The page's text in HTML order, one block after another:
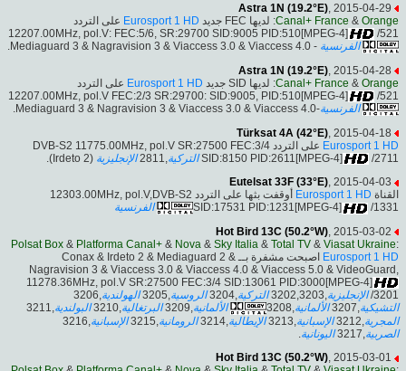
Astra 1N (19.2°E) , 2015-04-29
Canal+ France & Orange : لديها FEC جديد Eurosport 1 HD على التردد
12207.00MHz, pol.V: FEC:5/6, SR:29700 SID:9005 PID:510[MPEG-4]
/521
الفرنسية - Mediaguard 3 & Nagravision 3 & Viaccess 3.0 & Viaccess 4.0.
Astra 1N (19.2°E), 2015-04-28
Canal+ France & Orange : لديها SID جديد Eurosport 1 HD على التردد
12207.00MHz, pol.V FEC:2/3 SR:29700: SID:9005, PID:510[MPEG-4]
/521
الفرنسية-Mediaguard 3 & Nagravision 3 & Viaccess 3.0 & Viaccess 4.0.
Türksat 4A (42°E), 2015-04-18
Eurosport 1 HD
على التردد DVB-S2 11775.00MHz, pol.V SR:27500 FEC:3/4
SID:8150 PID:2611[MPEG-4]
/2711 التركية,2811 الإنجليزية (Irdeto 2).
Eutelsat 33F (33°E), 2015-04-03
القناة Eurosport 1 HD
أوقفت بثها على التردد 12303.00MHz, pol.V,DVB-S2
SID:17531 PID:1231[MPEG-4]
/1331
الفرنسية
Hot Bird 13C (50.2°W), 2015-03-02
Polsat Box & Platforma Canal+ & Nova & Sky Italia & Total TV & Viasat Ukraine:
Eurosport 1 HD
اصبحت مشفرة بــ Conax & Irdeto 2 & Mediaguard 2 &
Nagravision 3 & Viaccess 3.0 & Viaccess 4.0 & Viaccess 5.0 & VideoGuard,
11278.36MHz, pol.V SR:27500 FEC:3/4 SID:13061 PID:3000[MPEG-4]
/3201 الإنجليزية,3202,3203 التركية,3204 الروسية,3205 الهولندية,3206
التشيكية,3207 الألمانية,3208 الألمانية,3209 البرتغالية,3210 البولندية,3211
المجرية,3212 الإسبانية,3213 الإيطالية,3214 الرومانية,3215 الإسبانية,3216
الصربية,3217 اليونانية.
Hot Bird 13C (50.2°W), 2015-03-01